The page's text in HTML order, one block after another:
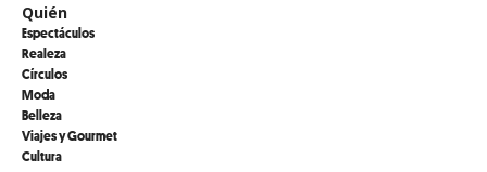
Quién
Espectáculos
Realeza
Círculos
Moda
Belleza
Viajes y Gourmet
Cultura